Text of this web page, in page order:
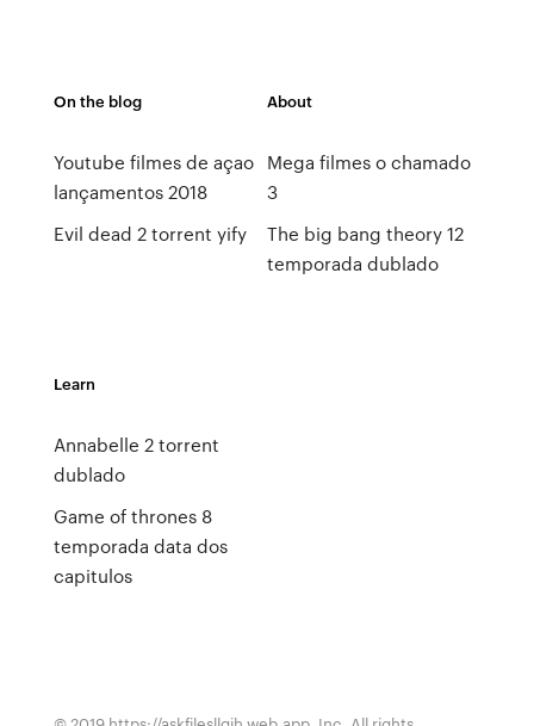
On the blog
Youtube filmes de açao
lançamentos 2018
Evil dead 2 torrent yify
About
Mega filmes o chamado
3
The big bang theory 12
temporada dublado
Learn
Annabelle 2 torrent
dublado
Game of thrones 8
temporada data dos
capitulos